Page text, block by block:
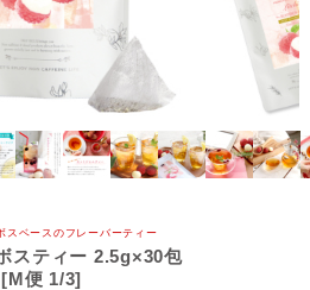
スベースのフレーバーティー
スティー 2.5g×30包
[M便 1/3]